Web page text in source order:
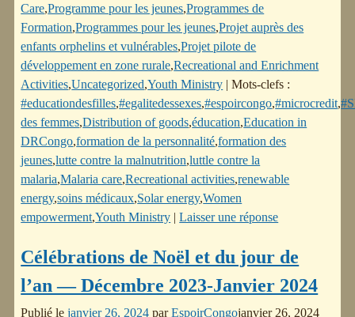
Care,Programme pour les jeunes,Programmes de
Formation,Programmes pour les jeunes,Projet auprès des
enfants orphelins et vulnérables,Projet pilote de
développement en zone rurale,Recreational and Enrichment
Activities,Uncategorized,Youth Ministry |Mots-clefs :
#educationdesfilles,#egalitedessexes,#espoircongo,#microcredit,
des femmes,Distribution of goods,éducation,Education in
DRCongo,formation de la personnalité,formation des
jeunes,lutte contre la malnutrition,luttle contre la
malaria,Malaria care,Recreational activities,renewable
energy,soins médicaux,Solar energy,Women
empowerment,Youth Ministry |Laisser une réponse
Célébrations de Noël et du jour de
l’an — Décembre 2023-Janvier 2024
Publié lejanvier 26, 2024 parEspoirCongojanvier 26, 2024